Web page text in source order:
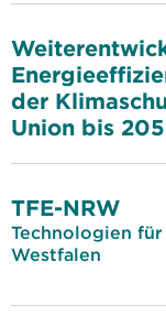
der
Union bis
TFE-NRW
Technologien
Westfalen